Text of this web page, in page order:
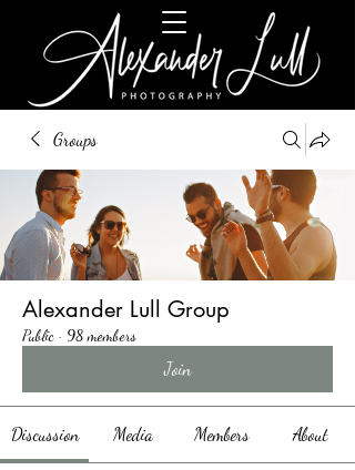
Groups
Alexander Lull Group
Public · 98 members
Join
Discussion Media Members About